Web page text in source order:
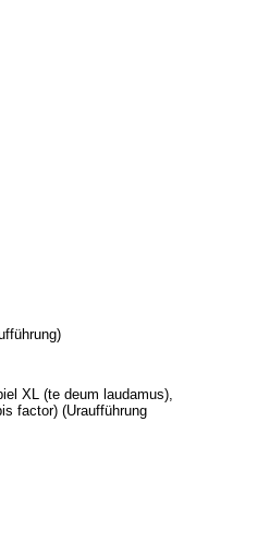
XL (te deum laudamus),
factor) (Uraufführung